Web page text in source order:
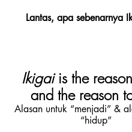
Lantas, apa sebenarnya
Ikigai is the
and the reason
Alasan untuk “menjadi” &
“hidup”